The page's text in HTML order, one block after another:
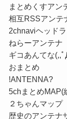
まとめくすアン
相互RSSアンテ
2chnaviヘッド
ねらーアンテナ
ギコあんてな(,,
おまとめ
!ANTENNA?
5chまとめMAP(
２ちゃんマップ
歴史のアンテナ